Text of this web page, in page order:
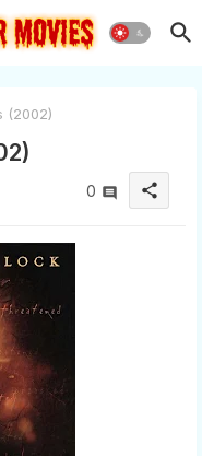
(2002)
0 share